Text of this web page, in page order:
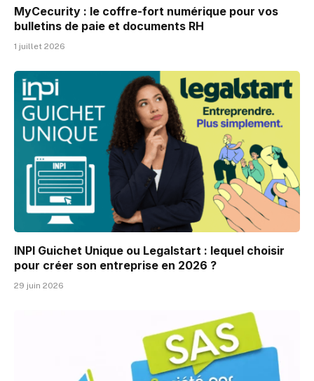
MyCecurity : le coffre-fort numérique pour vos
bulletins de paie et documents RH
1 juillet 2026
INPI Guichet Unique ou Legalstart : lequel choisir
pour créer son entreprise en 2026 ?
29 juin 2026